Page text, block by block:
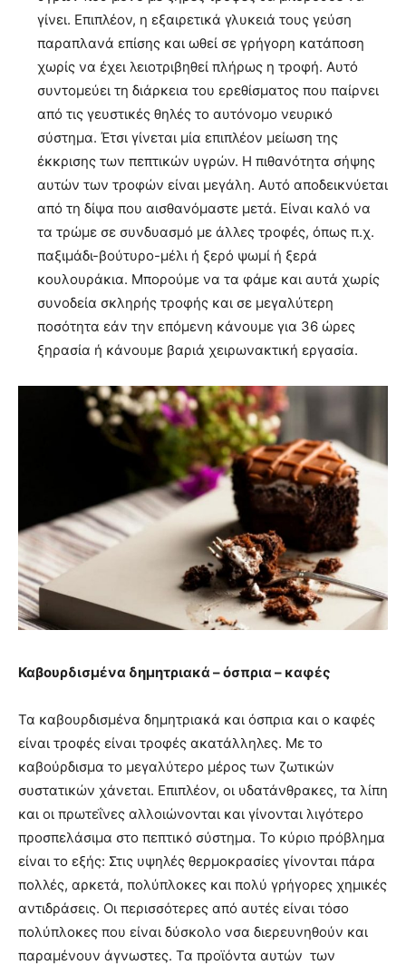
γίνει. Επιπλέον, η εξαιρετικά γλυκειά τους γεύση
παραπλανά επίσης και ωθεί σε γρήγορη κατάποση
χωρίς να έχει λειοτριβηθεί πλήρως η τροφή. Αυτό
συντομεύει τη διάρκεια του ερεθίσματος που παίρνει
από τις γευστικές θηλές το αυτόνομο νευρικό
σύστημα. Έτσι γίνεται μία επιπλέον μείωση της
έκκρισης των πεπτικών υγρών. Η πιθανότητα σήψης
αυτών των τροφών είναι μεγάλη. Αυτό αποδεικνύεται
από τη δίψα που αισθανόμαστε μετά. Είναι καλό να
τα τρώμε σε συνδυασμό με άλλες τροφές, όπως π.χ.
παξιμάδι-βούτυρο-μέλι ή ξερό ψωμί ή ξερά
κουλουράκια. Μπορούμε να τα φάμε και αυτά χωρίς
συνοδεία σκληρής τροφής και σε μεγαλύτερη
ποσότητα εάν την επόμενη κάνουμε για 36 ώρες
ξηρασία ή κάνουμε βαριά χειρωνακτική εργασία.
Καβουρδισμένα δημητριακά – όσπρια – καφές
Τα καβουρδισμένα δημητριακά και όσπρια και ο καφές
είναι τροφές είναι τροφές ακατάλληλες. Με το
καβούρδισμα το μεγαλύτερο μέρος των ζωτικών
συστατικών χάνεται. Επιπλέον, οι υδατάνθρακες, τα λίπη
και οι πρωτεΐνες αλλοιώνονται και γίνονται λιγότερο
προσπελάσιμα στο πεπτικό σύστημα. Το κύριο πρόβλημα
είναι το εξής: Στις υψηλές θερμοκρασίες γίνονται πάρα
πολλές, αρκετά, πολύπλοκες και πολύ γρήγορες χημικές
αντιδράσεις. Οι περισσότερες από αυτές είναι τόσο
πολύπλοκες που είναι δύσκολο νσα διερευνηθούν και
παραμένουν άγνωστες. Τα προϊόντα αυτών των